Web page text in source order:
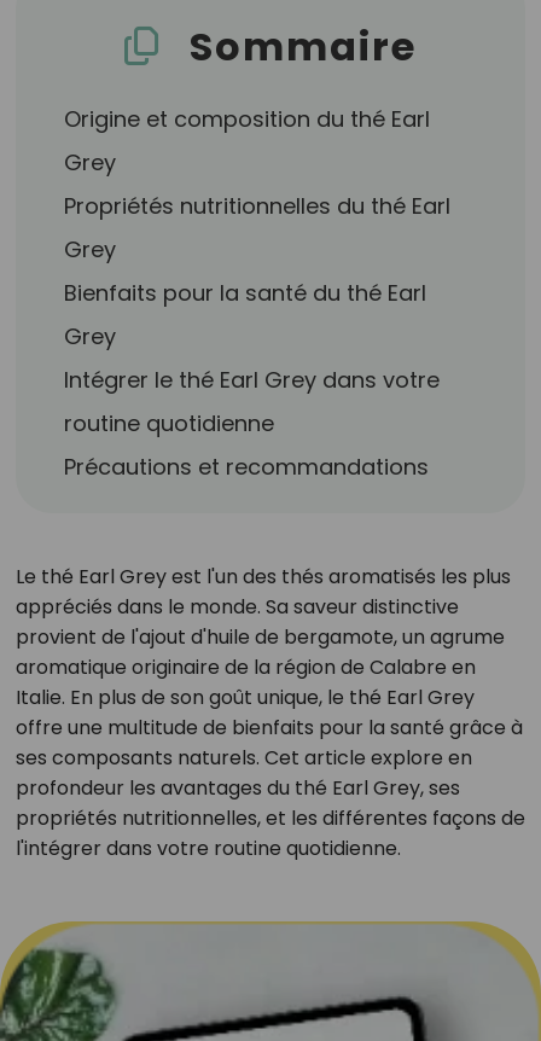
Sommaire
Origine et composition du thé Earl
Grey
Propriétés nutritionnelles du thé Earl
Grey
Bienfaits pour la santé du thé Earl
Grey
Intégrer le thé Earl Grey dans votre
routine quotidienne
Précautions et recommandations
Le thé Earl Grey est l'un des thés aromatisés les plus
appréciés dans le monde. Sa saveur distinctive
provient de l'ajout d'huile de bergamote, un agrume
aromatique originaire de la région de Calabre en
Italie. En plus de son goût unique, le thé Earl Grey
offre une multitude de bienfaits pour la santé grâce à
ses composants naturels. Cet article explore en
profondeur les avantages du thé Earl Grey, ses
propriétés nutritionnelles, et les différentes façons de
l'intégrer dans votre routine quotidienne.